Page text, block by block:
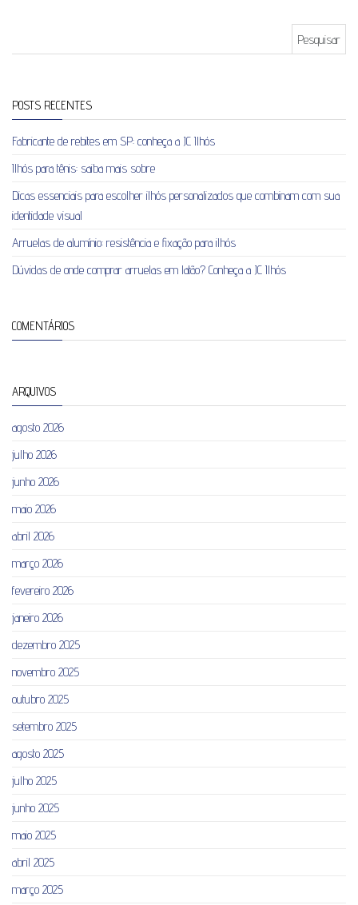
POSTS RECENTES
Fabricante de rebites em SP: conheça a JC Ilhós
Ilhós para tênis: saiba mais sobre
Dicas essenciais para escolher ilhós personalizados que combinam com sua
identidade visual
Arruelas de alumínio: resistência e fixação para ilhós
Dúvidas de onde comprar arruelas em latão? Conheça a JC Ilhós
COMENTÁRIOS
ARQUIVOS
agosto 2026
julho 2026
junho 2026
maio 2026
abril 2026
março 2026
fevereiro 2026
janeiro 2026
dezembro 2025
novembro 2025
outubro 2025
setembro 2025
agosto 2025
julho 2025
junho 2025
maio 2025
abril 2025
março 2025